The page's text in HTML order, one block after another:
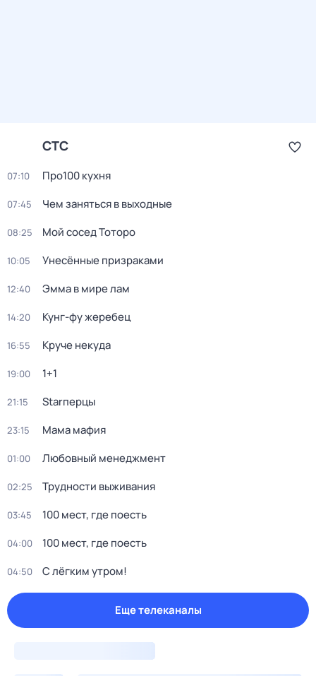
СТС
07:10 Про100 кухня
07:45 Чем заняться в выходные
08:25 Мой сосед Тоторо
10:05 Унесённые призраками
12:40 Эмма в мире лам
14:20 Кунг-фу жеребец
16:55 Круче некуда
19:00 1+1
21:15 Starперцы
23:15 Мама мафия
01:00 Любовный менеджмент
02:25 Трудности выживания
03:45 100 мест, где поесть
04:00 100 мест, где поесть
04:50 С лёгким утром!
Еще телеканалы